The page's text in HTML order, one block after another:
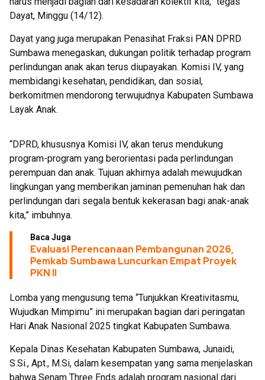
Dayat, Minggu (14/12).
Dayat yang juga merupakan Penasihat Fraksi PAN DPRD
Sumbawa menegaskan, dukungan politik terhadap program
perlindungan anak akan terus diupayakan. Komisi IV, yang
membidangi kesehatan, pendidikan, dan sosial,
berkomitmen mendorong terwujudnya Kabupaten Sumbawa
Layak Anak.
“DPRD, khususnya Komisi IV, akan terus mendukung
program-program yang berorientasi pada perlindungan
perempuan dan anak. Tujuan akhirnya adalah mewujudkan
lingkungan yang memberikan jaminan pemenuhan hak dan
perlindungan dari segala bentuk kekerasan bagi anak-anak
kita,” imbuhnya.
Baca Juga
Evaluasi Perencanaan Pembangunan 2026,
Pemkab Sumbawa Luncurkan Empat Proyek
PKN II
Lomba yang mengusung tema “Tunjukkan Kreativitasmu,
Wujudkan Mimpimu” ini merupakan bagian dari peringatan
Hari Anak Nasional 2025 tingkat Kabupaten Sumbawa.
Kepala Dinas Kesehatan Kabupaten Sumbawa, Junaidi,
S.Si., Apt., M.Si, dalam kesempatan yang sama menjelaskan
bahwa Senam Three Ends adalah program nasional dari